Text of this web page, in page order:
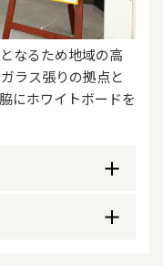
なるため地域の高
ラス張りの拠点と
にホワイトボードを